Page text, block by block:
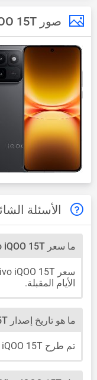
صور Vivo iQOO 15T
الأسئلة
ما سعر Vivo iQOO 15T؟
الأيام المقبلة.
ما هو تاريخ إصدار Vivo iQOO 15T؟
تم طرح Vivo iQOO 15T رسميًا في الأربعاء 20 مايو 2026.